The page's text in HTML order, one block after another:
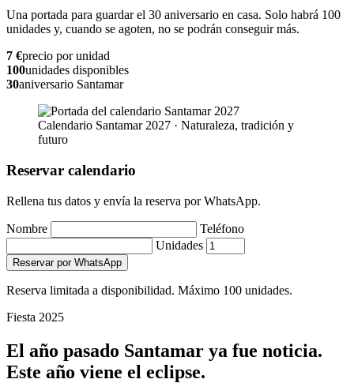
Una portada para guardar el 30 aniversario en casa. Solo habrá 100
unidades y, cuando se agoten, no se podrán conseguir más.
7 €precio por unidad
100unidades disponibles
30aniversario Santamar
Calendario Santamar 2027 · Naturaleza, tradición y
futuro
Reservar calendario
Rellena tus datos y envía la reserva por WhatsApp.
Nombre
Teléfono
Unidades
Reservar por WhatsApp
Reserva limitada a disponibilidad. Máximo 100 unidades.
Fiesta 2025
El año pasado Santamar ya fue noticia.
Este año viene el eclipse.